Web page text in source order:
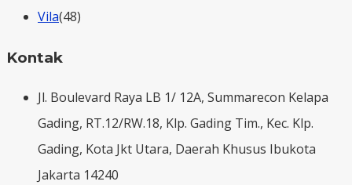
Vila(48)
Kontak
Jl. Boulevard Raya LB 1/ 12A, Summarecon Kelapa
Gading, RT.12/RW.18, Klp. Gading Tim., Kec. Klp.
Gading, Kota Jkt Utara, Daerah Khusus Ibukota
Jakarta 14240